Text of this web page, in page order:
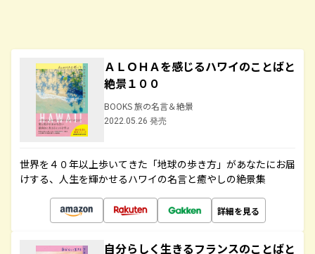
ＡＬＯＨＡを感じるハワイのことばと
絶景１００
BOOKS 旅の名言＆絶景
2022.05.26 発売
世界を４０年以上歩いてきた「地球の歩き方」があなたにお届
けする、人生を輝かせるハワイの名言と癒やしの絶景集
詳細を見る
自分らしく生きるフランスのことばと